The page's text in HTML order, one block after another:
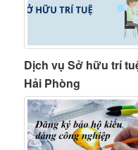
Dịch vụ Sở hữu trí
Hải Phòng